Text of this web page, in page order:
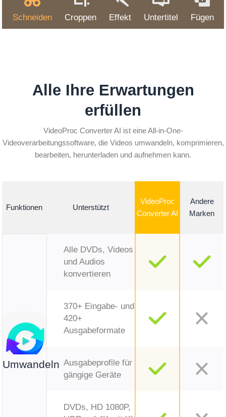
Schneiden Croppen Effekt Untertitel Fügen
Alle Ihre Erwartungen
erfüllen
VideoProc Converter AI ist eine All-in-One-
Videoverarbeitungssoftware, die Videos umwandeln, komprimieren,
bearbeiten, herunterladen und aufnehmen kann.
Funktionen Unterstützt
VideoProc
Converter AI
Andere
Marken
Umwandeln
Alle DVDs, Videos
und Audios
konvertieren
370+ Eingabe- und
420+
Ausgabeformate
Ausgabeprofile für
gängige Geräte
DVDs, HD 1080P,